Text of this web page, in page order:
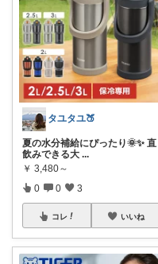
タユタユ🍑
夏の水分補給にぴったり🌞✨ 直
飲みできる大 ...
￥ 3,480～
0 0 3
コレ いいね